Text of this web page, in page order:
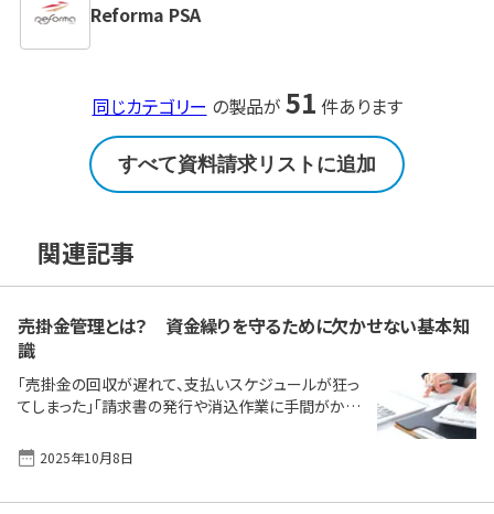
Reforma PSA
同じカテゴリー の製品が 51 件あります
すべて資料請求リストに追加
関連記事
売掛金管理とは？ 資金繰りを守るために欠かせない基本知
識
「売掛金の回収が遅れて、支払いスケジュールが狂っ
てしまった」「請求書の発行や消込作業に手間がかか
けれど、どう改善したらいいか分からない」──こんな
悩みを抱えていませんか？ 売掛金が予定どおりに回
2025年10月8日